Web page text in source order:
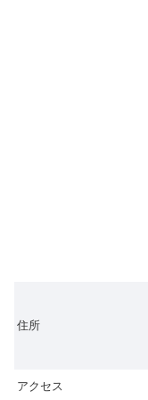
住所
アクセス